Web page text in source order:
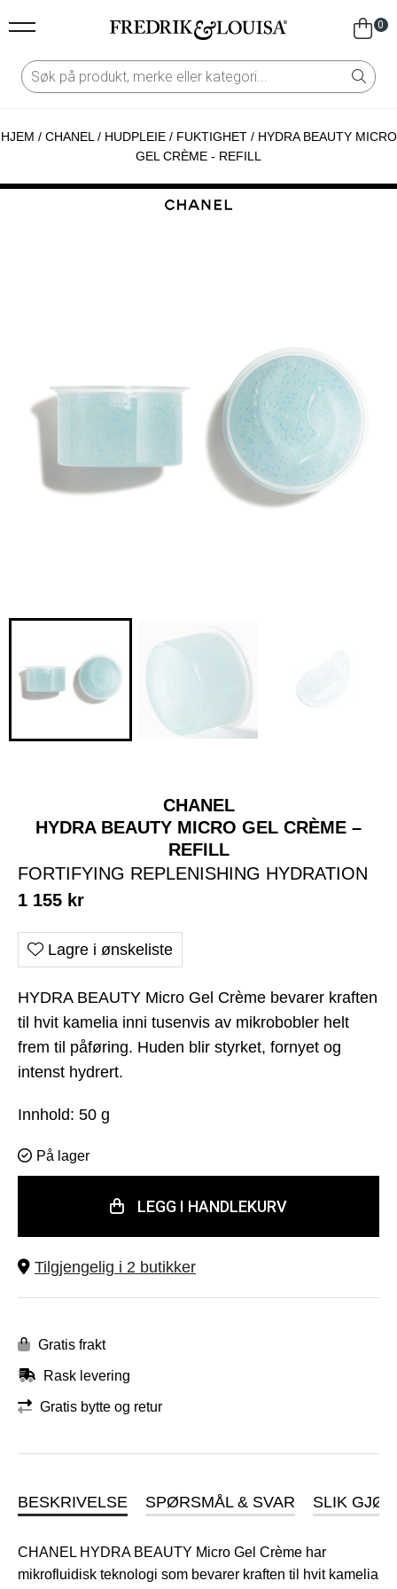
0
HJEM / CHANEL / HUDPLEIE/ FUKTIGHET/ HYDRA BEAUTY MICRO
GEL CRÈME - REFILL
CHANEL
HYDRA BEAUTY MICRO GEL CRÈME –
REFILL
FORTIFYING REPLENISHING HYDRATION
1 155 kr
Lagre i ønskeliste
HYDRA BEAUTY Micro Gel Crème bevarer kraften
til hvit kamelia inni tusenvis av mikrobobler helt
frem til påføring. Huden blir styrket, fornyet og
intenst hydrert.
Innhold: 50 g
På lager
LEGG I HANDLEKURV
Tilgjengelig i 2 butikker
Gratis frakt
Rask levering
Gratis bytte og retur
BESKRIVELSE SPØRSMÅL & SVAR SLIK
CHANEL HYDRA BEAUTY Micro Gel Crème har
mikrofluidisk teknologi som bevarer kraften til hvit kamelia